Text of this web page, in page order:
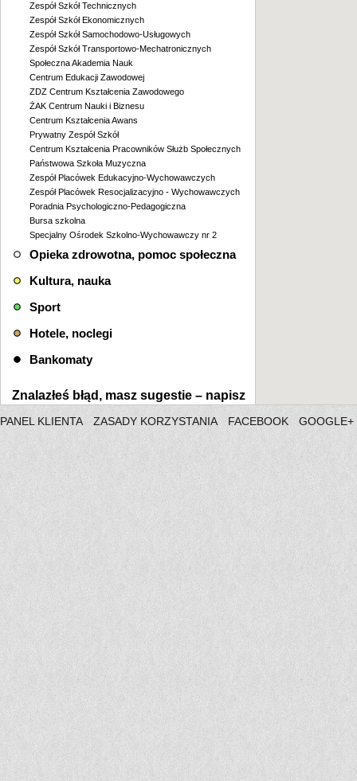
Zespół Szkół Technicznych
Zespół Szkół Ekonomicznych
Zespół Szkół Samochodowo-Usługowych
Zespół Szkół Transportowo-Mechatronicznych
Społeczna Akademia Nauk
Centrum Edukacji Zawodowej
ZDZ Centrum Kształcenia Zawodowego
ŻAK Centrum Nauki i Biznesu
Centrum Kształcenia Awans
Prywatny Zespół Szkół
Centrum Kształcenia Pracowników Służb Społecznych
Państwowa Szkoła Muzyczna
Zespół Placówek Edukacyjno-Wychowawczych
Zespół Placówek Resocjalizacyjno - Wychowawczych
Poradnia Psychologiczno-Pedagogiczna
Bursa szkolna
Specjalny Ośrodek Szkolno-Wychowawczy nr 2
Opieka zdrowotna, pomoc społeczna
Kultura, nauka
Sport
Hotele, noclegi
Bankomaty
Znalazłeś błąd, masz sugestie – napisz
PANEL KLIENTA ZASADY KORZYSTANIA FACEBOOK GOOGLE+